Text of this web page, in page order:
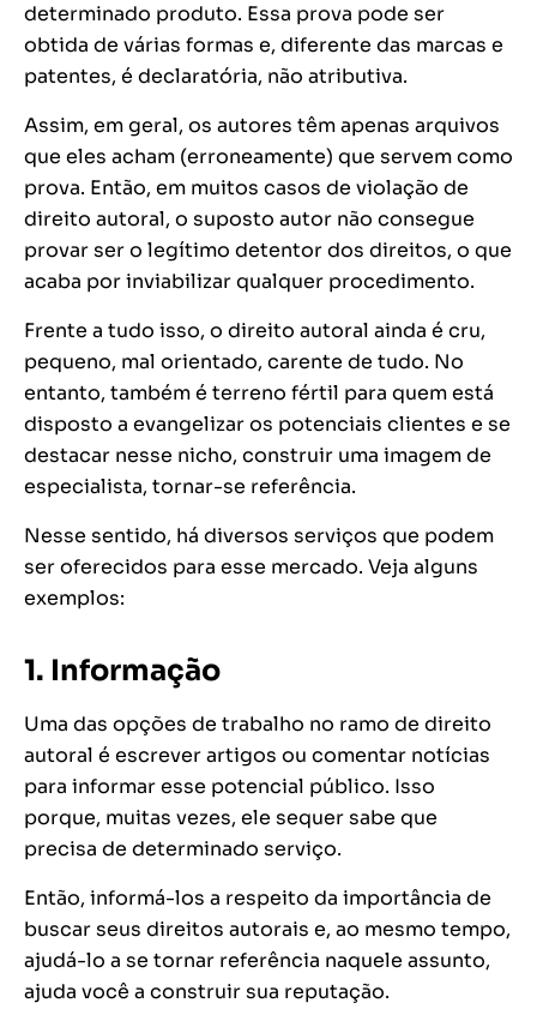
determinado produto. Essa prova pode ser
obtida de várias formas e, diferente das marcas e
patentes, é declaratória, não atributiva.
Assim, em geral, os autores têm apenas arquivos
que eles acham (erroneamente) que servem como
prova. Então, em muitos casos de violação de
direito autoral, o suposto autor não consegue
provar ser o legítimo detentor dos direitos, o que
acaba por inviabilizar qualquer procedimento.
Frente a tudo isso, o direito autoral ainda é cru,
pequeno, mal orientado, carente de tudo. No
entanto, também é terreno fértil para quem está
disposto a evangelizar os potenciais clientes e se
destacar nesse nicho, construir uma imagem de
especialista, tornar-se referência.
Nesse sentido, há diversos serviços que podem
ser oferecidos para esse mercado. Veja alguns
exemplos:
1. Informação
Uma das opções de trabalho no ramo de direito
autoral é escrever artigos ou comentar notícias
para informar esse potencial público. Isso
porque, muitas vezes, ele sequer sabe que
precisa de determinado serviço.
Então, informá-los a respeito da importância de
buscar seus direitos autorais e, ao mesmo tempo,
ajudá-lo a se tornar referência naquele assunto,
ajuda você a construir sua reputação.